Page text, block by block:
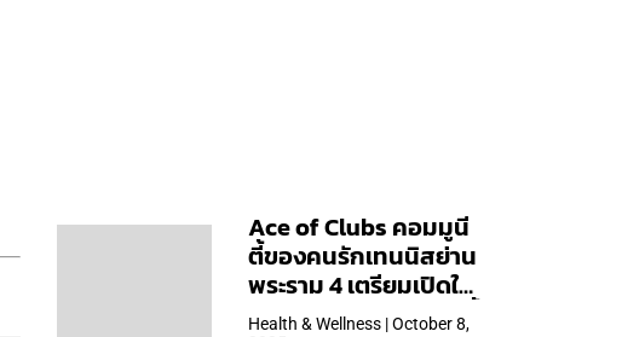
Ace of Clubs คอมมูนี
ตี้ของคนรักเทนนิสย่าน
พระราม 4 เตรียมเปิดให้
บริการวันแรก 19 ต.ค. นี้
Health & Wellness | October 8,